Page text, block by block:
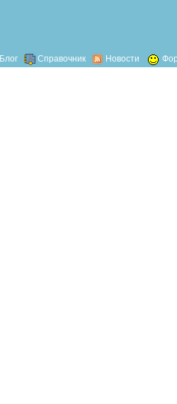
Блог Справочник Новости